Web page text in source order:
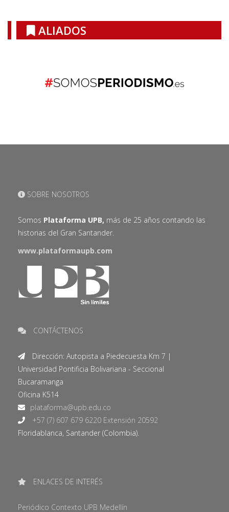
ALIADOS
SOBRE NOSOTROS
Somos Plataforma UPB, más de 25 años contando las
historias del Gran Santander.
www.plataformaupb.com
CONTÁCTENOS
Dirección: Autopista a Piedecuesta Km 7 |
Universidad Pontificia Bolivariana - Seccional
Bucaramanga
Oficina K514
+57 (7) 607 679 6220 Extensión 20592
Floridablanca, Santander (Colombia).
ENLACES DE INTERÉS
Periódico Contexto UPB Medellín